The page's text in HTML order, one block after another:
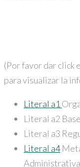
(Por favor dar click
para visualizar la
Literal a1
Literal a2
Literal a3
Literal a4